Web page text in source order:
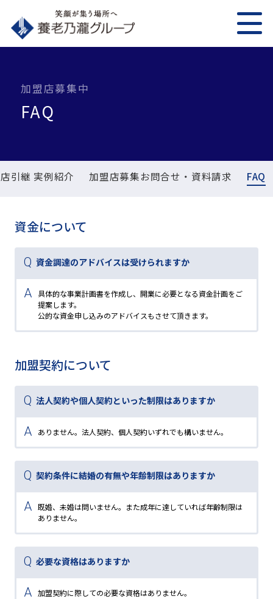
加盟店募集中
FAQ
引継 実例紹介 加盟店募集お問合せ・資料請求 FAQ
資金について
資金調達のアドバイスは受けられますか
具体的な事業計画書を作成し、開業に必要となる資金計画をご
提案します。
公的な資金申し込みのアドバイスもさせて頂きます。
加盟契約について
法人契約や個人契約といった制限はありますか
ありません。法人契約、個人契約いずれでも構いません。
契約条件に結婚の有無や年齢制限はありますか
既婚、未婚は問いません。また成年に達していれば年齢制限は
ありません。
必要な資格はありますか
加盟契約に際しての必要な資格はありません。